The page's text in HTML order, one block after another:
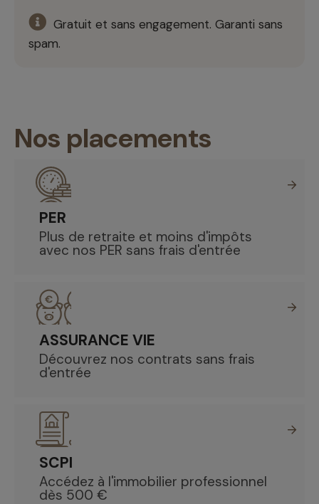
Gratuit et sans engagement. Garanti sans
spam.
Nos placements
PER
Plus de retraite et moins d'impôts
avec nos PER sans frais d'entrée
ASSURANCE VIE
Découvrez nos contrats sans frais
d'entrée
SCPI
Accédez à l'immobilier professionnel
dès 500 €